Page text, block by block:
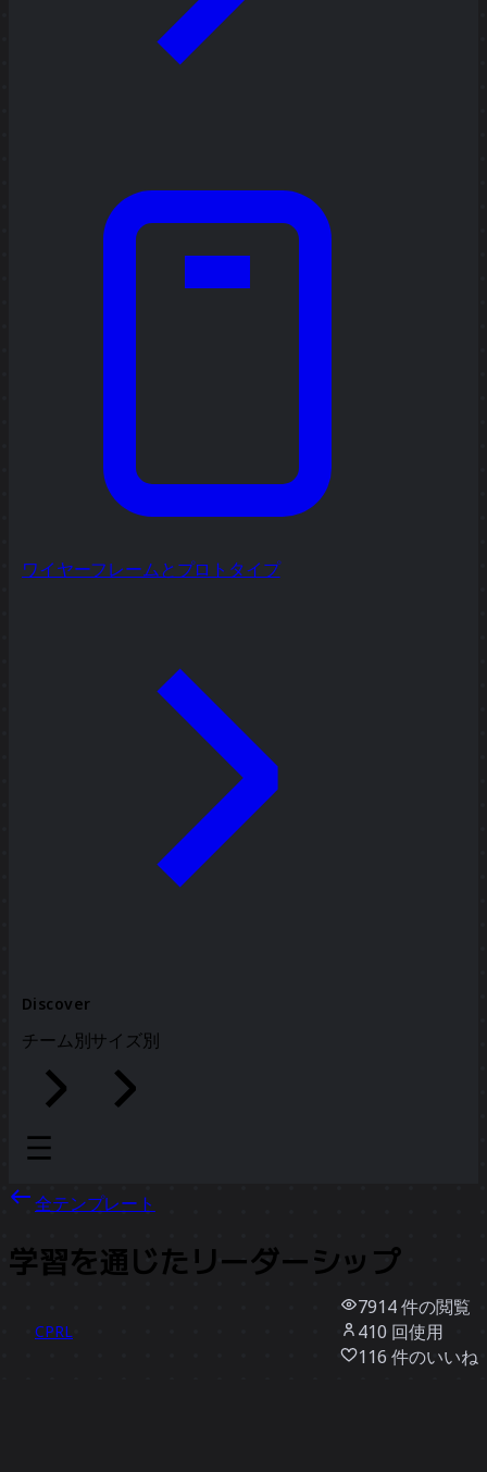
ワイヤーフレームとプロトタイプ
Discover
チーム別 サイズ別
全テンプレート
学習を通じたリーダーシップ
CPRL
7914件の閲覧
410 回使用
116 件のいいね